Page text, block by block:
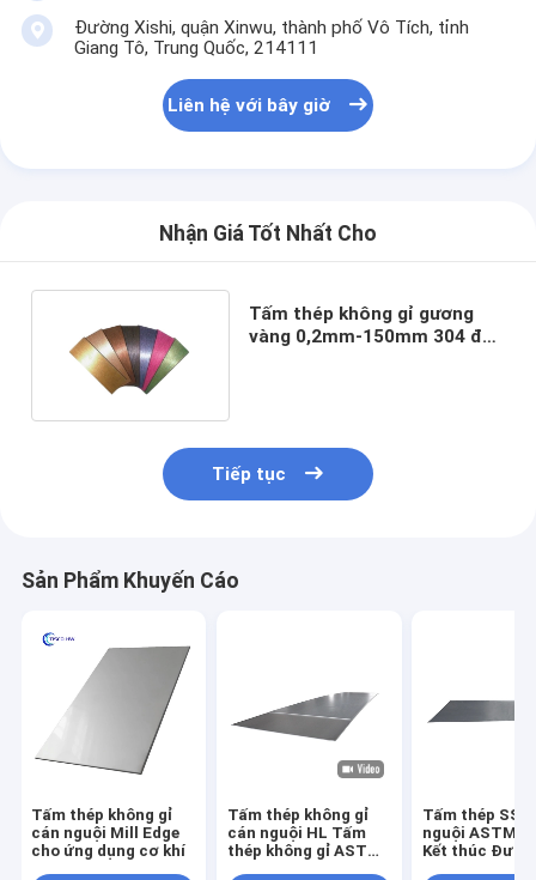
Đường Xishi, quận Xinwu, thành phố Vô Tích, tỉnh
Giang Tô, Trung Quốc, 214111
Liên hệ với bây giờ
Nhận Giá Tốt Nhất Cho
Tấm thép không gỉ gương
vàng 0,2mm-150mm 304 để
Tiếp tục
Sản Phẩm Khuyến Cáo
Tấm thép không gỉ
cán nguội Mill Edge
cho ứng dụng cơ khí
Tấm thép không gỉ
cán nguội HL Tấm
thép không gỉ ASTM
Tấm thép SS
nguội ASTM
Kết thúc